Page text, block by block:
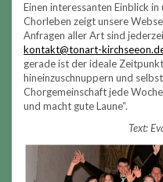
Einen interessanten Einblick
Chorleben zeigt unsere
Anfragen aller Art sind
kontakt@tonart-
gerade ist der ideale
hineinzuschnuppern und
Chorgemeinschaft jede
und macht gute Laune“.
Text: